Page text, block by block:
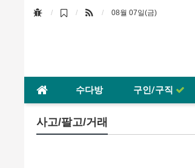
08월 07일(금)
수다방 구인/구직
사고/팔고/거래